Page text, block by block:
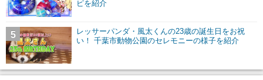
ピを紹介
レッサーパンダ・風太くんの23歳の誕生日をお祝
い！ 千葉市動物公園のセレモニーの様子を紹介
5